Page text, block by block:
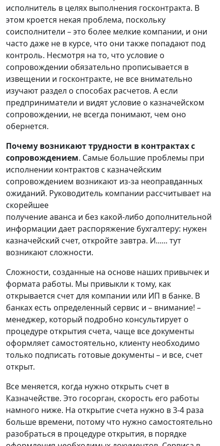
исполнитель в целях выполнения госконтракта. В
этом кроется некая проблема, поскольку
соисполнители – это более мелкие компании, и они
часто даже не в курсе, что они также попадают под
контроль. Несмотря на то, что условие о
сопровождении обязательно прописывается в
извещении и госконтракте, не все внимательно
изучают раздел о способах расчетов. А если
предприниматели и видят условие о казначейском
сопровождении, не всегда понимают, чем оно
обернется.
Почему возникают трудности в контрактах с
сопровождением. Самые большие проблемы при
исполнении контрактов с казначейским
сопровождением возникают из-за неоправданных
ожиданий. Руководитель компании рассчитывает на
скорейшее
получение аванса и без какой-либо дополнительной
информации дает распоряжение бухгалтеру: нужен
казначейский счет, откройте завтра. И...... тут
возникают сложности.
Сложности, созданные на основе наших привычек и
формата работы. Мы привыкли к тому, как
открывается счет для компании или ИП в банке. В
банках есть определенный сервис и – внимание! –
менеджер, который подробно консультирует о
процедуре открытия счета, чаще все документы
оформляет самостоятельно, клиенту необходимо
только подписать готовые документы – и все, счет
открыт.
Все меняется, когда нужно открыть счет в
Казначействе. Это госорган, скорость его работы
намного ниже. На открытие счета нужно в 3-4 раза
больше времени, потому что нужно самостоятельно
разобраться в процедуре открытия, в порядке